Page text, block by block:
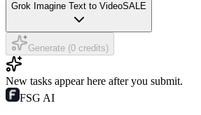
Grok Imagine Text to VideoSALE
Generate (0 credits)
New tasks appear here after you submit.
FSG AI